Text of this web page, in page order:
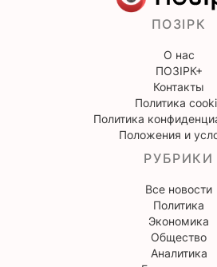
ПОЗІРК
О нас
ПОЗІРК+
Контакты
Политика
Политика
Положения и
РУБРИКИ
Все новости
Политика
Экономика
Общество
Аналитика